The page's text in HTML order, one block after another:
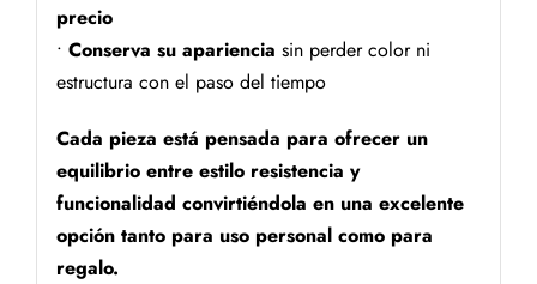
precio
• Conserva su apariencia sin perder color ni
estructura con el paso del tiempo
Cada pieza está pensada para ofrecer un
equilibrio entre estilo resistencia y
funcionalidad convirtiéndola en una excelente
opción tanto para uso personal como para
regalo.